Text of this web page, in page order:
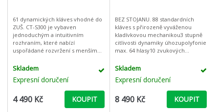
61 dynamických kláves vhodné do
ZUŠ. CT-S300 je vybaven
jednoduchým a intuitivním
rozhraním, které nabízí
uspořádané rozvržení s menším
displeje i číselníku. Je také vybaven
Skladem
Expresní doručení
4 490 Kč KOUPIT
BEZ STOJANU. 88 standardních
kláves s přirozeně vyváženou
kladívkovou mechanikou3 stupně
citlivosti dynamiky úhozupolyfonie
max. 64 hlasy10 zvukových
(4 typy)chorus (4 typy)2 demo skla
Skladem
Expresní doručení
8 490 Kč KOUPIT